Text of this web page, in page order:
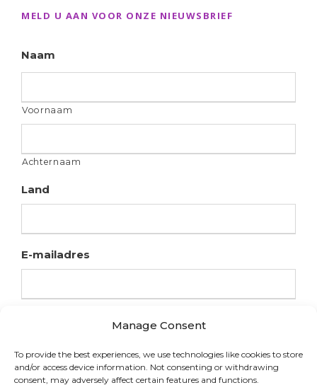
Manage Consent
To provide the best experiences, we use technologies like cookies to store
and/or access device information. Not consenting or withdrawing
consent, may adversely affect certain features and functions.
MELD U AAN VOOR ONZE NIEUWSBRIEF
Naam
Voornaam
Achternaam
Land
E-mailadres